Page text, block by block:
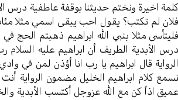
كلمة اخيرة ونختم حديثنا بوقفة عاطفية درس
فلان لم تكتب؟ يقول احب يبقى اسمي مثلا
فليتأسى مثلا بنبي الله ابراهيم ذهبتم
درس الأبدية الطريف أن ابراهيم عليه
الرواية قال ابراهيم يا رب انا أؤذن لمن في
نسمع كلام ابراهيم الخليل مضمون الرواية
عميق اذاً كن مع الله عزوجل أكتسب الأبدية